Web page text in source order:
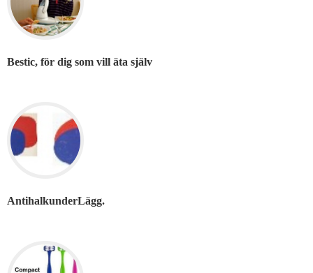
Bestic, för dig som vill äta själv
AntihalkunderLägg.